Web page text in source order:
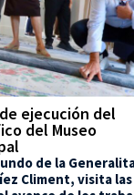
ejecución del
del Museo
de la
Climent, visita las